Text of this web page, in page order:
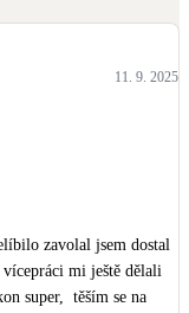
11. 9. 2025
zavolal jsem dostal
mi ještě dělali
super,  těším se na